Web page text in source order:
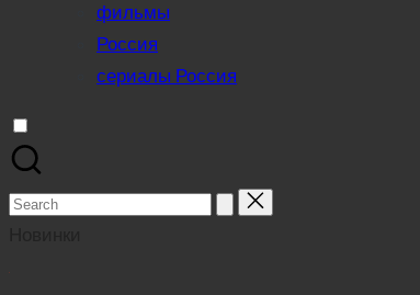
фильмы
Россия
сериалы Россия
Search